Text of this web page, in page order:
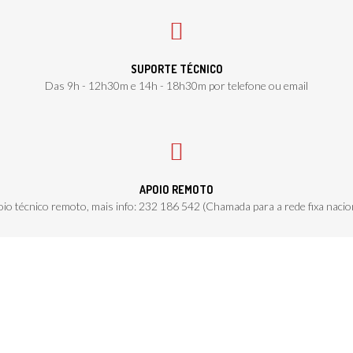
SUPORTE TÉCNICO
Das 9h - 12h30m e 14h - 18h30m por telefone ou email
APOIO REMOTO
técnico remoto, mais info: 232 186 542 (Chamada para a rede fixa